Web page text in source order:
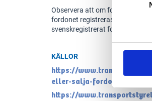
Observera att om fordonet
fordonet registreras och
svenskregistrerat fordon ska
KÄLLOR
https://
eller-salja-fordon/
https://